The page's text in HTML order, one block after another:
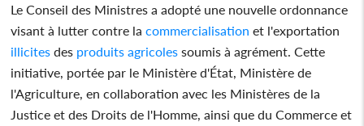
Le Conseil des Ministres a adopté une nouvelle ordonnance
visant à lutter contre la commercialisation et l'exportation
illicites des produits agricoles soumis à agrément. Cette
initiative, portée par le Ministère d'État, Ministère de
l'Agriculture, en collaboration avec les Ministères de la
Justice et des Droits de l'Homme, ainsi que du Commerce et